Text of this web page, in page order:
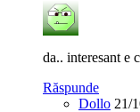
da.. interesant e
Răspunde
Dollo 21/